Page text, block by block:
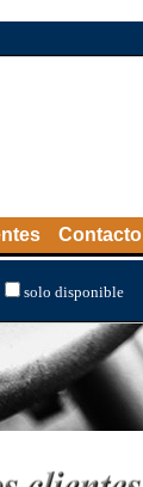
Contacto
solo disponible